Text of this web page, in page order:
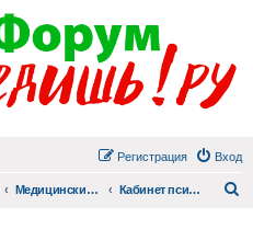
Вход
Регистрация
Медицинский раздел Кабинет психиатра